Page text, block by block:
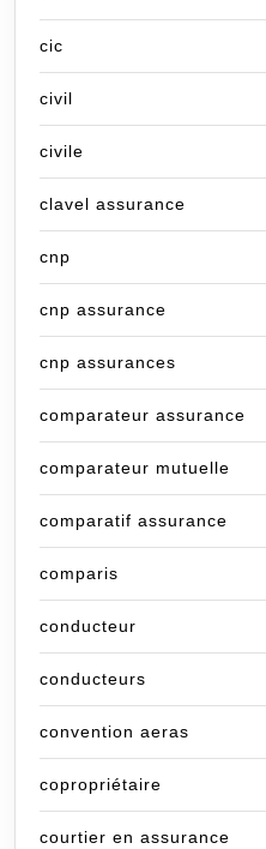
cic
civil
civile
clavel assurance
cnp
cnp assurance
cnp assurances
comparateur assurance
comparateur mutuelle
comparatif assurance
comparis
conducteur
conducteurs
convention aeras
copropriétaire
courtier en assurance